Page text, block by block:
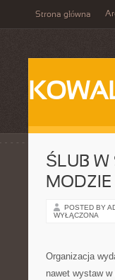
Strona główna
ŚLUB W
MODZIE
POSTED BY
WYŁĄCZONA
Organizacja
nawet wystaw